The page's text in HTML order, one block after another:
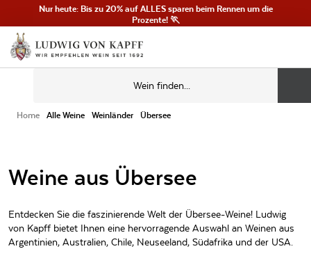
Nur heute: Bis zu 20% auf ALLES sparen beim Rennen um die
Prozente! 🏃
Home Alle Weine Weinländer Übersee
Weine aus Übersee
Entdecken Sie die faszinierende Welt der Übersee-Weine! Ludwig
von Kapff bietet Ihnen eine hervorragende Auswahl an Weinen aus
Argentinien, Australien, Chile, Neuseeland, Südafrika und der USA.